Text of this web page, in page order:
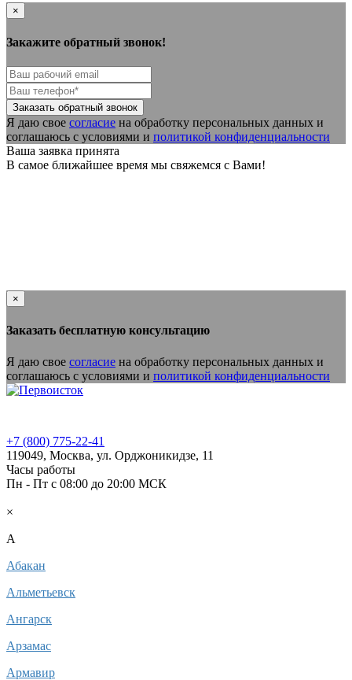
×
Закажите обратный звонок!
Я даю свое согласие на обработку персональных данных и
соглашаюсь с условиями и политикой конфиденциальности
Ваша заявка принята
В самое ближайшее время мы свяжемся с Вами!
×
Заказать бесплатную консультацию
Я даю свое согласие на обработку персональных данных и
соглашаюсь с условиями и политикой конфиденциальности
+7 (800) 775-22-41
119049, Москва, ул. Орджоникидзе, 11
Часы работы
Пн - Пт c 08:00 до 20:00 МСК
×
A
Абакан
Альметьевск
Ангарск
Арзамас
Армавир